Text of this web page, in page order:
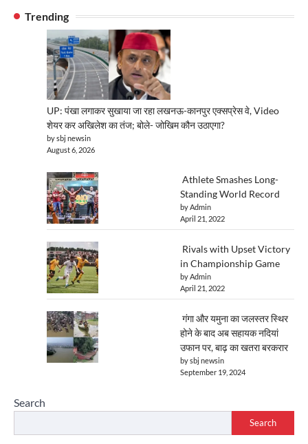
Trending
UP: पंखा लगाकर सुखाया जा रहा लखनऊ-कानपुर एक्सप्रेस वे, Video
शेयर कर अखिलेश का तंज; बोले- जोखिम कौन उठाएगा?
by sbj newsin
August 6, 2026
Athlete Smashes Long-
Standing World Record
by Admin
April 21, 2022
Rivals with Upset Victory
in Championship Game
by Admin
April 21, 2022
गंगा और यमुना का जलस्तर स्थिर
होने के बाद अब सहायक नदियां
उफान पर, बाढ़ का खतरा बरकरार
by sbj newsin
September 19, 2024
Search
Search